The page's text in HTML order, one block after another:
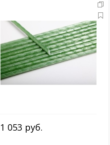
1 053 руб.